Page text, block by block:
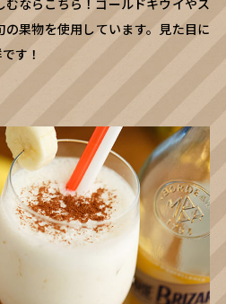
ならこちら！ゴールドキウイやス
果物を使用しています。見た目に
す！